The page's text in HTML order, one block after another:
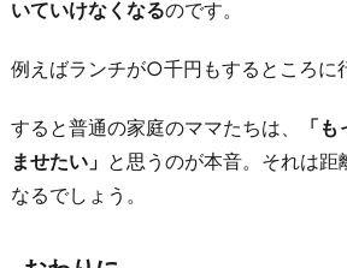
いていけなくなるのです。
例えばランチが○千円もするところに
すると普通の家庭のママたちは、
「
ませたい」 と思うのが本音。それは距
なるでしょう。